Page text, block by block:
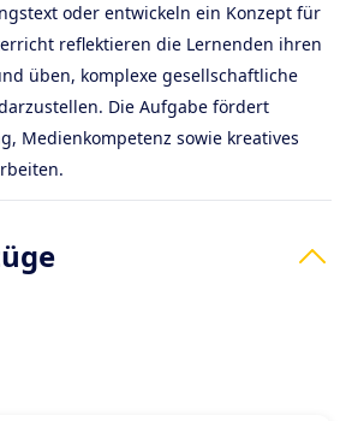
oder entwickeln ein Konzept für
reflektieren die Lernenden ihren
üben, komplexe gesellschaftliche
Die Aufgabe fördert
Medienkompetenz sowie kreatives